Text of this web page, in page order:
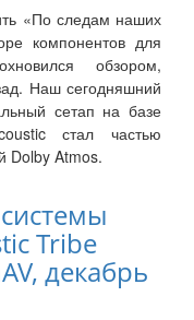
«По следам наших
компонентов для
обзором,
Наш сегодняшний
сетап на базе
стал частью
Dolby Atmos.
Tribe
декабрь